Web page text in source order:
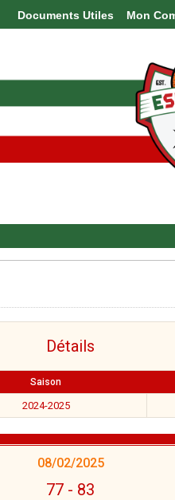
Documents Utiles Mon
Détails
Saison
2024-2025
08/02/2025
77 - 83